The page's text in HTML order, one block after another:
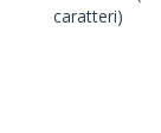
caratteri)